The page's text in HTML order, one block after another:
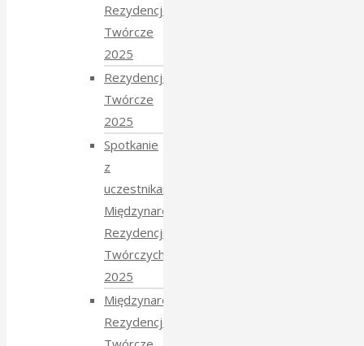
Rezydencje
Twórcze
2025
Rezydencje
Twórcze
2025
Spotkanie
z
uczestnikami
Międzynarodowych
Rezydencji
Twórczych
2025
Międzynarodowe
Rezydencje